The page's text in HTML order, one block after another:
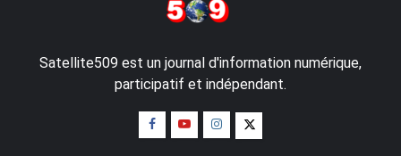
Satellite509 est un journal d'information numérique,
participatif et indépendant.